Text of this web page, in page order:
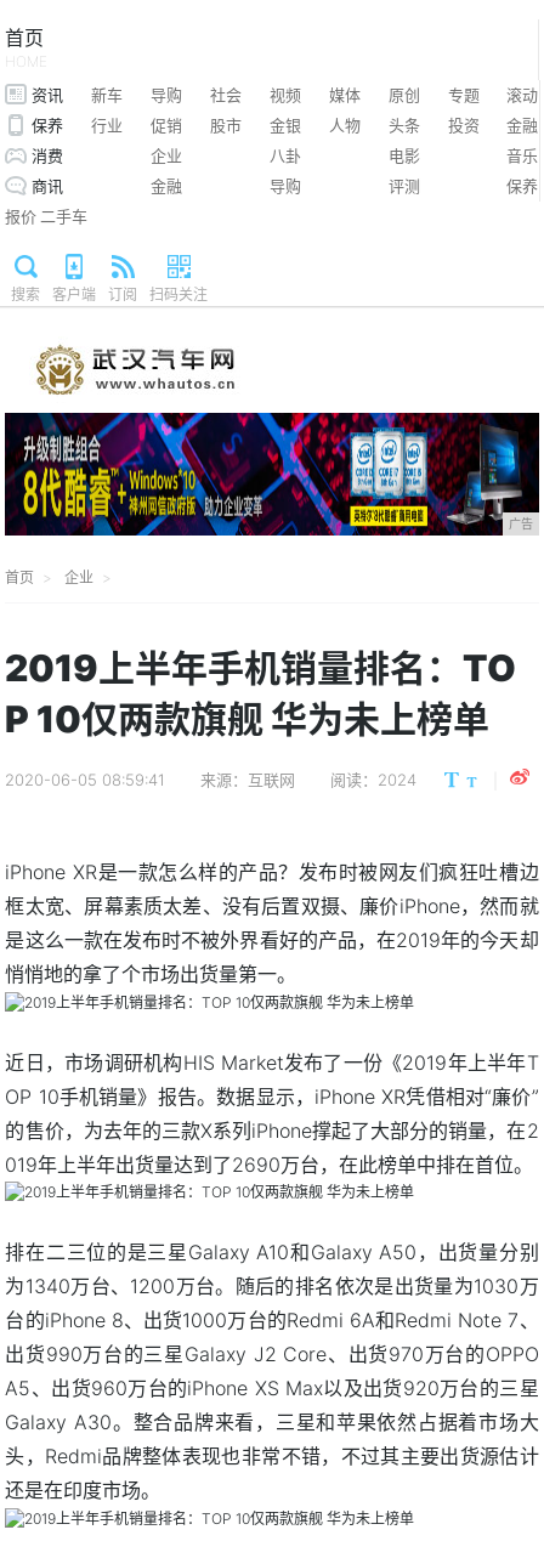
首页
HOME
资讯 新车 导购 社会 视频 媒体 原创 专题
滚动
保养
行业 促销 股市 金银 人物 头条 投资
金融
消费
企业 八卦 电影
音乐
商讯
金融 导购 评测
保养
报价 二手车
搜索 客户端 订阅 扫码关注
广告
首页 企业
2019上半年手机销量排名：TO
P 10仅两款旗舰 华为未上榜单
2020-06-05 08:59:41 来源：互联网 阅读：2024
iPhone XR是一款怎么样的产品？发布时被网友们疯狂吐槽边
框太宽、屏幕素质太差、没有后置双摄、廉价iPhone，然而就
是这么一款在发布时不被外界看好的产品，在2019年的今天却
悄悄地的拿了个市场出货量第一。
近日，市场调研机构HIS Market发布了一份《2019年上半年T
OP 10手机销量》报告。数据显示，iPhone XR凭借相对“廉价”
的售价，为去年的三款X系列iPhone撑起了大部分的销量，在2
019年上半年出货量达到了2690万台，在此榜单中排在首位。
排在二三位的是三星Galaxy A10和Galaxy A50，出货量分别
为1340万台、1200万台。随后的排名依次是出货量为1030万
台的iPhone 8、出货1000万台的Redmi 6A和Redmi Note 7、
出货990万台的三星Galaxy J2 Core、出货970万台的OPPO
A5、出货960万台的iPhone XS Max以及出货920万台的三星
Galaxy A30。整合品牌来看，三星和苹果依然占据着市场大
头，Redmi品牌整体表现也非常不错，不过其主要出货源估计
还是在印度市场。